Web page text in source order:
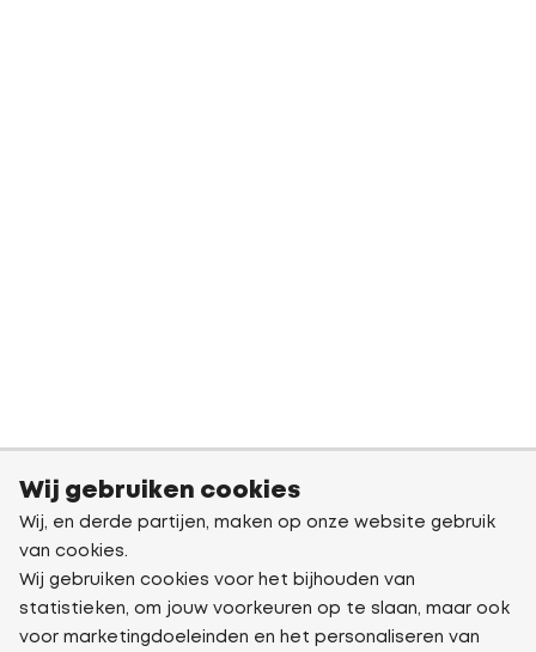
Wij gebruiken cookies
Wij, en derde partijen, maken op onze website gebruik
van cookies.
Wij gebruiken cookies voor het bijhouden van
statistieken, om jouw voorkeuren op te slaan, maar ook
voor marketingdoeleinden en het personaliseren van